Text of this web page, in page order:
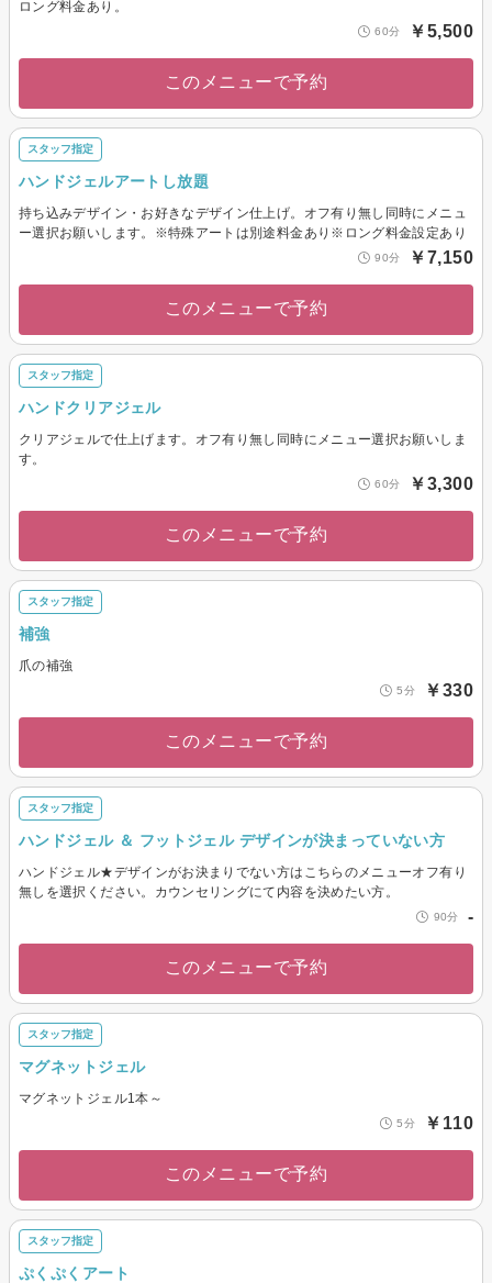
ロング料金あり。
60分 ￥5,500
このメニューで予約
スタッフ指定
ハンドジェルアートし放題
持ち込みデザイン・お好きなデザイン仕上げ。オフ有り無し同時にメニュ
ー選択お願いします。※特殊アートは別途料金あり※ロング料金設定あり
90分 ￥7,150
このメニューで予約
スタッフ指定
ハンドクリアジェル
クリアジェルで仕上げます。オフ有り無し同時にメニュー選択お願いしま
す。
60分 ￥3,300
このメニューで予約
スタッフ指定
補強
爪の補強
5分 ￥330
このメニューで予約
スタッフ指定
ハンドジェル ＆ フットジェル デザインが決まっていない方
ハンドジェル★デザインがお決まりでない方はこちらのメニューオフ有り
無しを選択ください。カウンセリングにて内容を決めたい方。
90分 -
このメニューで予約
スタッフ指定
マグネットジェル
マグネットジェル1本～
5分 ￥110
このメニューで予約
スタッフ指定
ぷくぷくアート